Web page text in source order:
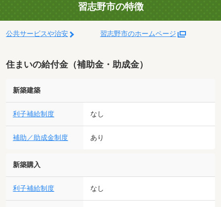
習志野市の特徴
公共サービスや治安 習志野市のホームページ
住まいの給付金（補助金・助成金）
新築建築
利子補給制度 なし
補助／助成金制度 あり
新築購入
利子補給制度 なし